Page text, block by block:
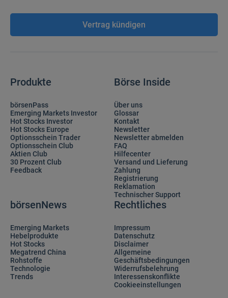
Vertrag kündigen
Produkte
börsenPass
Emerging Markets Investor
Hot Stocks Investor
Hot Stocks Europe
Optionsschein Trader
Optionsschein Club
Aktien Club
30 Prozent Club
Feedback
Börse Inside
Über uns
Glossar
Kontakt
Newsletter
Newsletter abmelden
FAQ
Hilfecenter
Versand und Lieferung
Zahlung
Registrierung
Reklamation
Technischer Support
börsenNews
Emerging Markets
Hebelprodukte
Hot Stocks
Megatrend China
Rohstoffe
Technologie
Trends
Rechtliches
Impressum
Datenschutz
Disclaimer
Allgemeine
Geschäftsbedingungen
Widerrufsbelehrung
Interessenskonflikte
Cookieeinstellungen